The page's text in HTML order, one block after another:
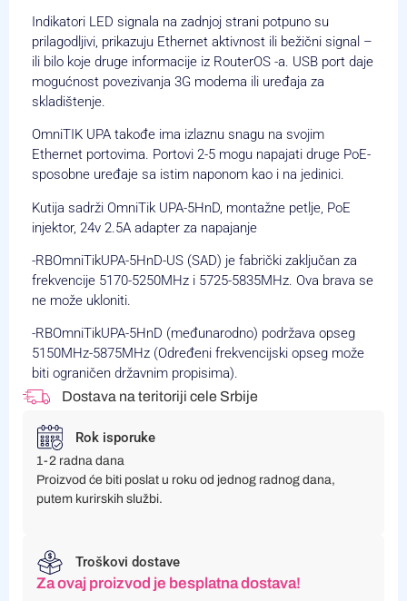
Indikatori LED signala na zadnjoj strani potpuno su
prilagodljivi, prikazuju Ethernet aktivnost ili bežični signal –
ili bilo koje druge informacije iz RouterOS -a. USB port daje
mogućnost povezivanja 3G modema ili uređaja za
skladištenje.
OmniTIK UPA takođe ima izlaznu snagu na svojim
Ethernet portovima. Portovi 2-5 mogu napajati druge PoE-
sposobne uređaje sa istim naponom kao i na jedinici.
Kutija sadrži OmniTik UPA-5HnD, montažne petlje, PoE
injektor, 24v 2.5A adapter za napajanje
-RBOmniTikUPA-5HnD-US (SAD) je fabrički zaključan za
frekvencije 5170-5250MHz i 5725-5835MHz. Ova brava se
ne može ukloniti.
-RBOmniTikUPA-5HnD (međunarodno) podržava opseg
5150MHz-5875MHz (Određeni frekvencijski opseg može
biti ograničen državnim propisima).
Dostava na teritoriji cele Srbije
Rok isporuke
1-2 radna dana
Proizvod će biti poslat u roku od jednog radnog dana,
putem kurirskih službi.
Troškovi dostave
Za ovaj proizvod je besplatna dostava!